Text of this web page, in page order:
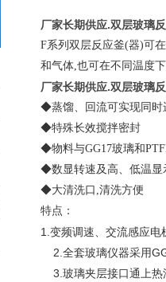
厂家长期供应.双层玻璃
F系列双层反应釜(器)可
和气体,也可在不同温度
厂家长期供应.双层玻璃
◆蒸馏、回流可实现同时
◆特殊长效搅拌密封
◆物料与GG17玻璃和
◆数显转速及高、低温显
◆大清洗口,清洗方便
特点：
1.变频调速、交流感应
2.全套玻璃仪器采用
3.玻璃夹层接口通上热